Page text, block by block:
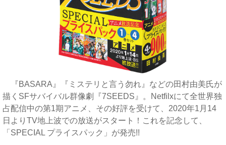
『BASARA』『ミステリと言う勿れ』などの田村由美氏が
描くSFサバイバル群像劇『7SEEDS』。Netfilxにて全世界独
占配信中の第1期アニメ、その好評を受けて、2020年1月14
日よりTV地上波での放送がスタート！これを記念して、
「SPECIAL プライスパック」が発売!!